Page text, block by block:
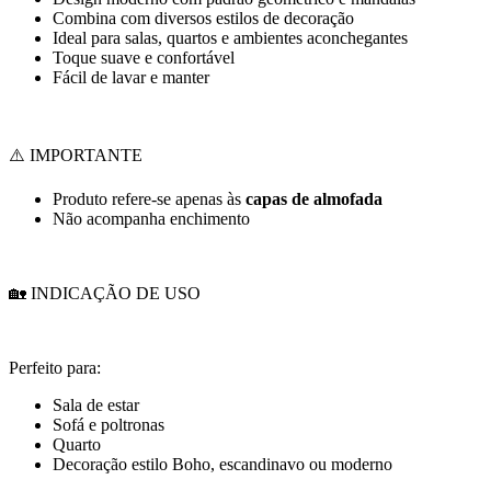
Combina com diversos estilos de decoração
Ideal para salas, quartos e ambientes aconchegantes
Toque suave e confortável
Fácil de lavar e manter
⚠️ IMPORTANTE
Produto refere-se apenas às capas de almofada
Não acompanha enchimento
🏡 INDICAÇÃO DE USO
Perfeito para:
Sala de estar
Sofá e poltronas
Quarto
Decoração estilo Boho, escandinavo ou moderno